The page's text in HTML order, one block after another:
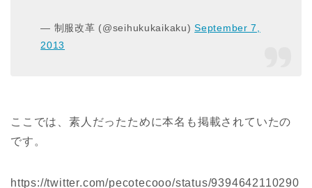
— 制服改革 (@seihukukaikaku)September 7,
2013
ここでは、素人だったために本名も掲載されていたの
です。
https://twitter.com/pecotecooo/status/9394642110290